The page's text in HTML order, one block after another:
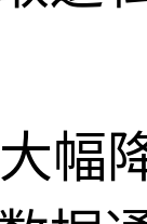
幅